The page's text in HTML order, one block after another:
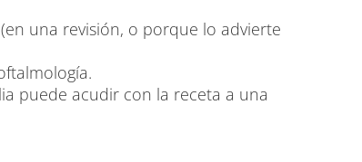
una revisión, o porque lo advierte
puede acudir con la receta a una